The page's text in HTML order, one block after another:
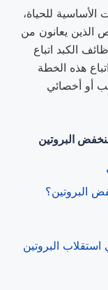
للحياة،
الذين يعانون من
الكبد اتباع
هذه الخطة
أو أخصائي
البروتين
البروتين؟
البروتين